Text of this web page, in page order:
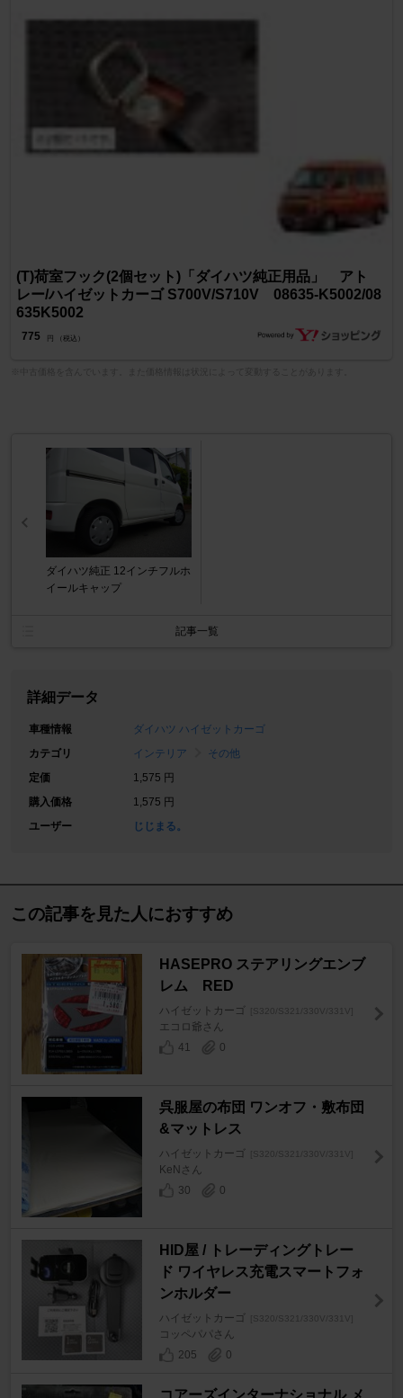
(T)荷室フック(2個セット)「ダイハツ純正用品」 アト
レー/ハイゼットカーゴ S700V/S710V 08635-K5002/08
635K5002
775 円 （税込）
ダイハツ純正 12インチフルホ
イールキャップ
記事一覧
詳細データ
車種情報
ダイハツ ハイゼットカーゴ
カテゴリ
インテリア
その他
定価
1,575 円
購入価格
1,575 円
ユーザー
じじまる。
この記事を見た人におすすめ
HASEPRO ステアリングエンブ
レム RED
ハイゼットカーゴ [S320/S321/330V/331V]
エコロ爺さん
41
0
呉服屋の布団 ワンオフ・敷布団
&マットレス
ハイゼットカーゴ [S320/S321/330V/331V]
KeNさん
30
0
HID屋 / トレーディングトレー
ド ワイヤレス充電スマートフォ
ンホルダー
ハイゼットカーゴ [S320/S321/330V/331V]
コッペパパさん
205
0
コアーズインターナショナル メ